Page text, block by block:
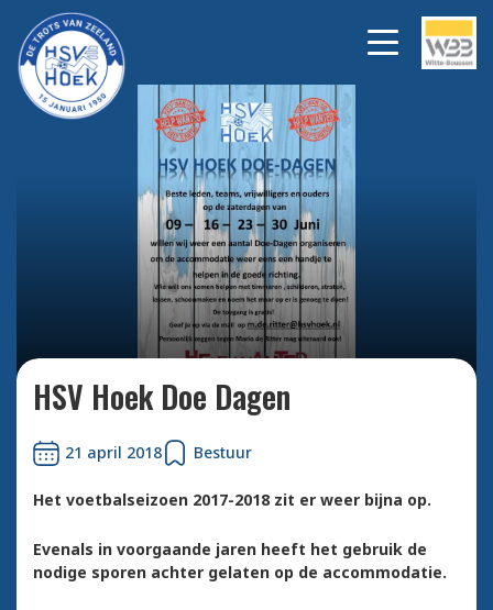
HSV Hoek Doe Dagen
21 april 2018 Bestuur
Het voetbalseizoen 2017-2018 zit er weer bijna op.
Evenals in voorgaande jaren heeft het gebruik de
nodige sporen achter gelaten op de accommodatie.